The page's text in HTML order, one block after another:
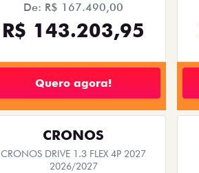
De: R$ 167.490,00
R$ 143.203,95
Quero agora!
CRONOS
CRONOS DRIVE 1.3 FLEX 4P 2027
2026/2027